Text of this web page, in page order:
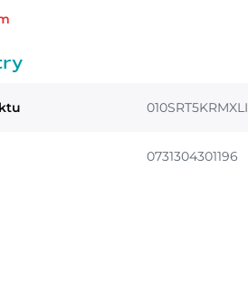
010SRT5KRMXLI
0731304301196